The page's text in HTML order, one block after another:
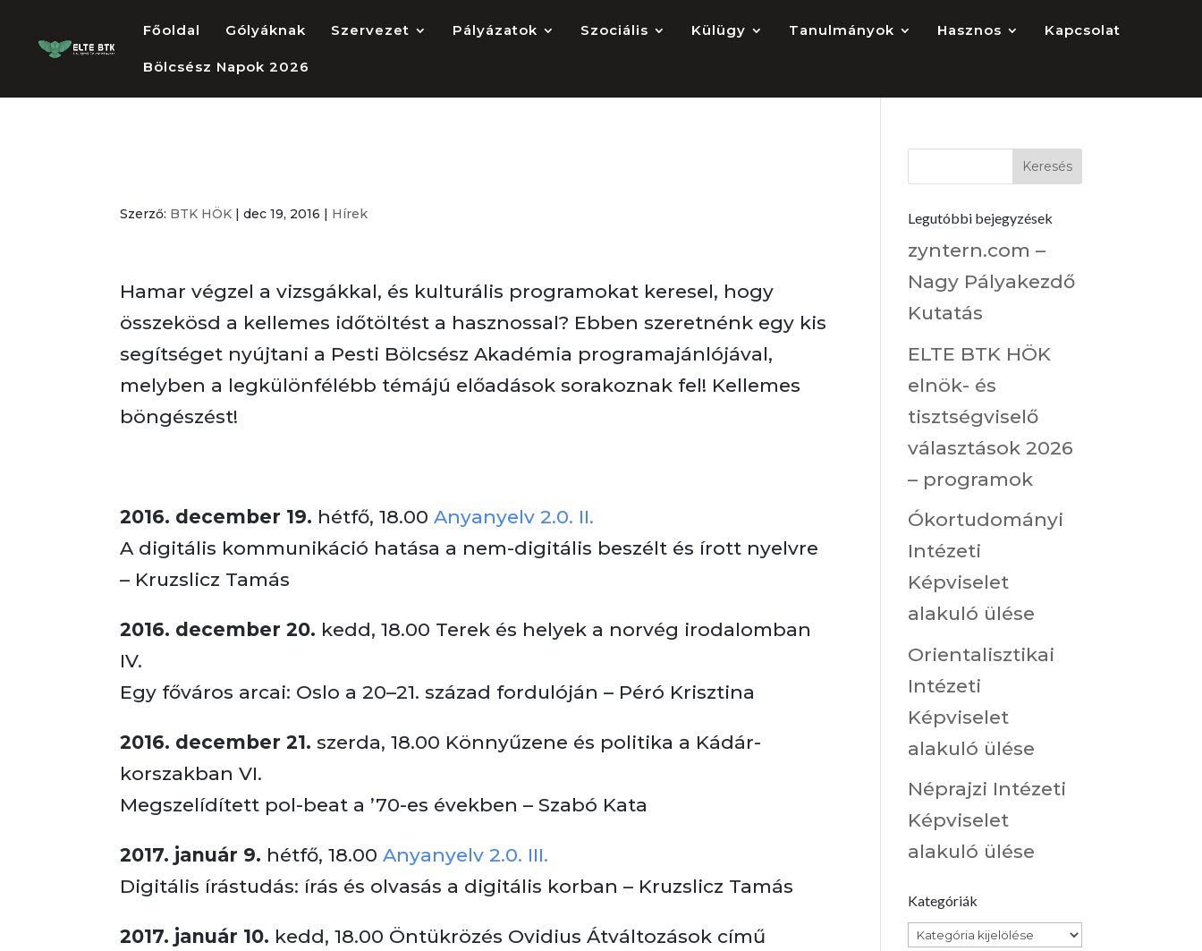
Főoldal Gólyáknak Szervezet Pályázatok Szociális Külügy Tanulmányok Hasznos Kapcsolat
Bölcsész Napok 2026
Szerző: BTK HÖK |dec 19, 2016 | Hírek
Hamar végzel a vizsgákkal, és kulturális programokat keresel, hogy
összekösd a kellemes időtöltést a hasznossal? Ebben szeretnénk egy kis
segítséget nyújtani a Pesti Bölcsész Akadémia programajánlójával,
melyben a legkülönfélébb témájú előadások sorakoznak fel! Kellemes
böngészést!
2016. december 19. hétfő, 18.00Anyanyelv 2.0. II.
A digitális kommunikáció hatása a nem-digitális beszélt és írott nyelvre
– Kruzslicz Tamás
2016. december 20. kedd, 18.00 Terek és helyek a norvég irodalomban
IV.
Egy főváros arcai: Oslo a 20–21. század fordulóján – Péró Krisztina
2016. december 21. szerda, 18.00 Könnyűzene és politika a Kádár-
korszakban VI.
Megszelídített pol-beat a ’70-es években – Szabó Kata
2017. január 9. hétfő, 18.00Anyanyelv 2.0. III.
Digitális írástudás: írás és olvasás a digitális korban – Kruzslicz Tamás
2017. január 10. kedd, 18.00 Öntükrözés Ovidius Átváltozások című
Legutóbbi bejegyzések
zyntern.com –
Nagy Pályakezdő
Kutatás
ELTE BTK HÖK
elnök- és
tisztségviselő
választások 2026
– programok
Ókortudományi
Intézeti
Képviselet
alakuló ülése
Orientalisztikai
Intézeti
Képviselet
alakuló ülése
Néprajzi Intézeti
Képviselet
alakuló ülése
Kategóriák
Kategóriák